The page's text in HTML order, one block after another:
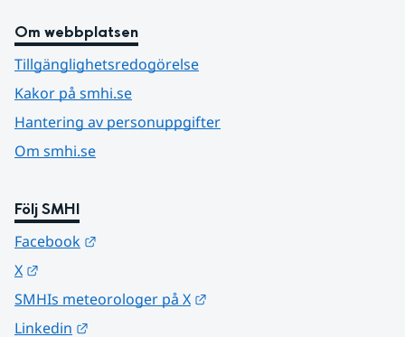
Om webbplatsen
Tillgänglighetsredogörelse
Kakor på smhi.se
Hantering av personuppgifter
Om smhi.se
Följ SMHI
Facebook
X
SMHIs meteorologer på X
Linkedin